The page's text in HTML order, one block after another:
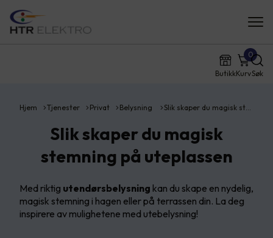
ButikkKurv
0
Søk
Hjem Tjenester Privat Belysning Slik skaper du magisk st…
Slik skaper du magisk
stemning på uteplassen
Med riktig utendørsbelysning kan du skape en nydelig,
magisk stemning i hagen eller på terrassen din. La deg
inspirere av mulighetene med utebelysning!